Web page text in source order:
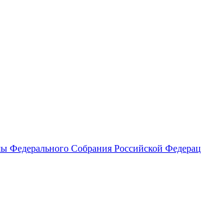
Федерального Собрания Российской